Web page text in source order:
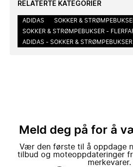
RELATERTE KATEGORIER
ADIDAS
SOKKER &
SOKKER & STRØMPEBUKSER -
ADIDAS - SOKKER & STRØMPEBUKSER
Meld deg på for å
Vær den første til å oppdage
tilbud og moteoppdateringer
merkevarer.